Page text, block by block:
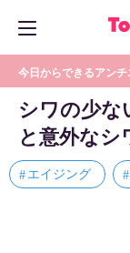
今日からできるアン
シワの少
と意外なシ
エイジング